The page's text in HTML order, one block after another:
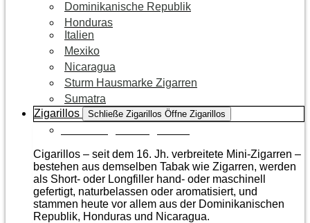
Dominikanische Republik
Honduras
Italien
Mexiko
Nicaragua
Sturm Hausmarke Zigarren
Sumatra
Zigarillos
Schließe Zigarillos Öffne Zigarillos
Cigarillos – seit dem 16. Jh. verbreitete Mini-Zigarren –
bestehen aus demselben Tabak wie Zigarren, werden
als Short- oder Longfiller hand- oder maschinell
gefertigt, naturbelassen oder aromatisiert, und
stammen heute vor allem aus der Dominikanischen
Republik, Honduras und Nicaragua.